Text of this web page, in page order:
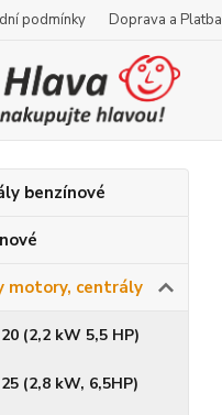
podmínky Doprava a Platba
benzínové
motory, centrály
(2,2 kW 5,5 HP)
(2,8 kW, 6,5HP)